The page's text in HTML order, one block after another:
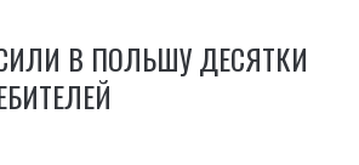
В ПОЛЬШУ ДЕСЯТКИ